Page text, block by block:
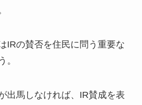
IRの賛否を住民に問う重要な
。
出馬しなければ、IR賛成を表